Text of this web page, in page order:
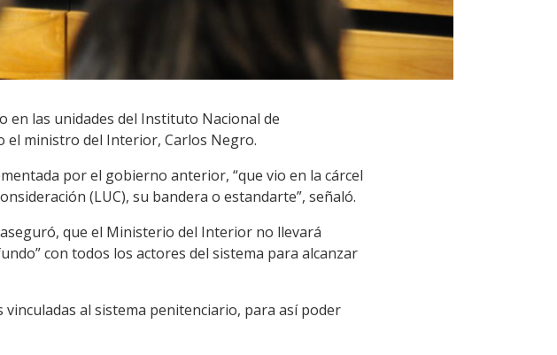
las unidades del Instituto Nacional de
el ministro del Interior, Carlos Negro.
por el gobierno anterior, “que vio en la cárcel
(LUC), su bandera o estandarte”, señaló.
que el Ministerio del Interior no llevará
con todos los actores del sistema para alcanzar
al sistema penitenciario, para así poder